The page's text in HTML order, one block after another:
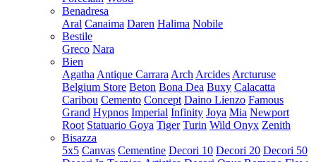
Benadresa
Aral Canaima Daren Halima Nobile
Bestile
Greco Nara
Bien
Agatha Antique Carrara Arch Arcides Arcturuse
Belgium Store Beton Bona Dea Buxy Calacatta
Caribou Cemento Concept Daino Lienzo Famous
Grand Hypnos Imperial Infinity Joya Mia Newport
Root Statuario Goya Tiger Turin Wild Onyx Zenith
Bisazza
5x5 Canvas Cementine Decori 10 Decori 20 Decori 50